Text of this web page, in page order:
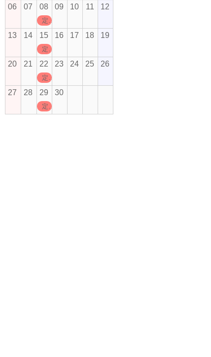
06 07 08
定休日
09 10 11 12
13 14 15
定休日
16 17 18 19
20 21 22
定休日
23 24 25 26
27 28 29
定休日
30